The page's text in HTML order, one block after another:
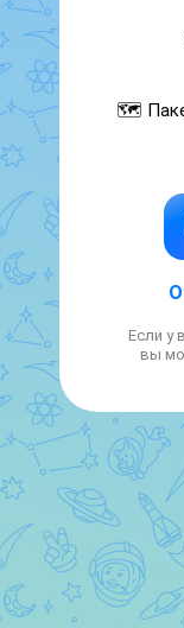
🗺️
💳
🤝
Если у
вы